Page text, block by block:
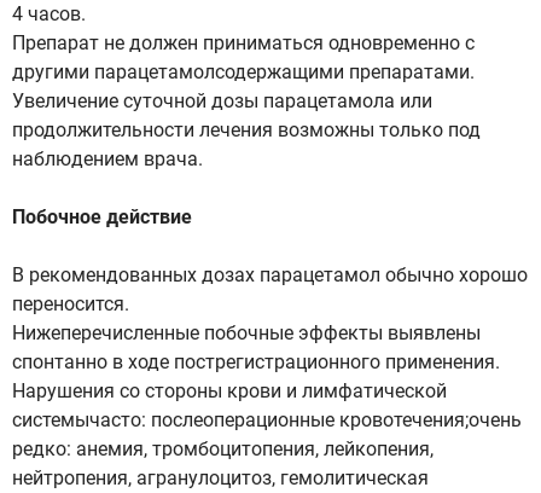
4 часов.
Препарат не должен приниматься одновременно с
другими парацетамолсодержащими препаратами.
Увеличение суточной дозы парацетамола или
продолжительности лечения возможны только под
наблюдением врача.
Побочное действие
В рекомендованных дозах парацетамол обычно хорошо
переносится.
Нижеперечисленные побочные эффекты выявлены
спонтанно в ходе пострегистрационного применения.
Нарушения со стороны крови и лимфатической
системычасто: послеоперационные кровотечения;очень
редко: анемия, тромбоцитопения, лейкопения,
нейтропения, агранулоцитоз, гемолитическая